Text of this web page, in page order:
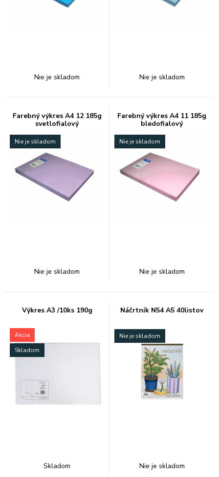
Nie je skladom Nie je skladom
Farebný výkres A4 12 185g
svetlofialový
Nie je skladom
Nie je skladom
Farebný výkres A4 11 185g
bledofialový
Nie je skladom
Nie je skladom
Výkres A3 /10ks 190g
Akcia
Skladom
Skladom
Náčrtník N54 A5 40listov
Nie je skladom
Nie je skladom